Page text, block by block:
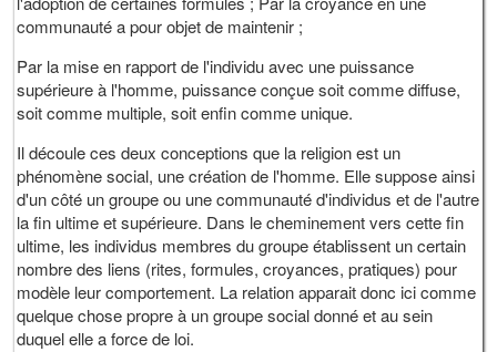
communauté a pour objet de maintenir ;
Par la mise en rapport de l'individu avec une puissance
supérieure à l'homme, puissance conçue soit comme diffuse,
soit comme multiple, soit enfin comme unique.
Il découle ces deux conceptions que la religion est un
phénomène social, une création de l'homme. Elle suppose ainsi
d'un côté un groupe ou une communauté d'individus et de l'autre
la fin ultime et supérieure. Dans le cheminement vers cette fin
ultime, les individus membres du groupe établissent un certain
nombre des liens (rites, formules, croyances, pratiques) pour
modèle leur comportement. La relation apparait donc ici comme
quelque chose propre à un groupe social donné et au sein
duquel elle a force de loi.